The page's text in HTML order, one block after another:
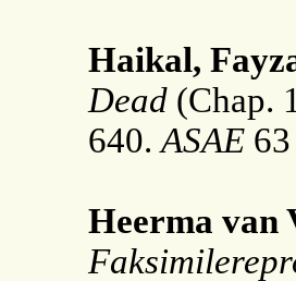
Haikal,
Dead(Chap.
640.ASAE63
Heerma van